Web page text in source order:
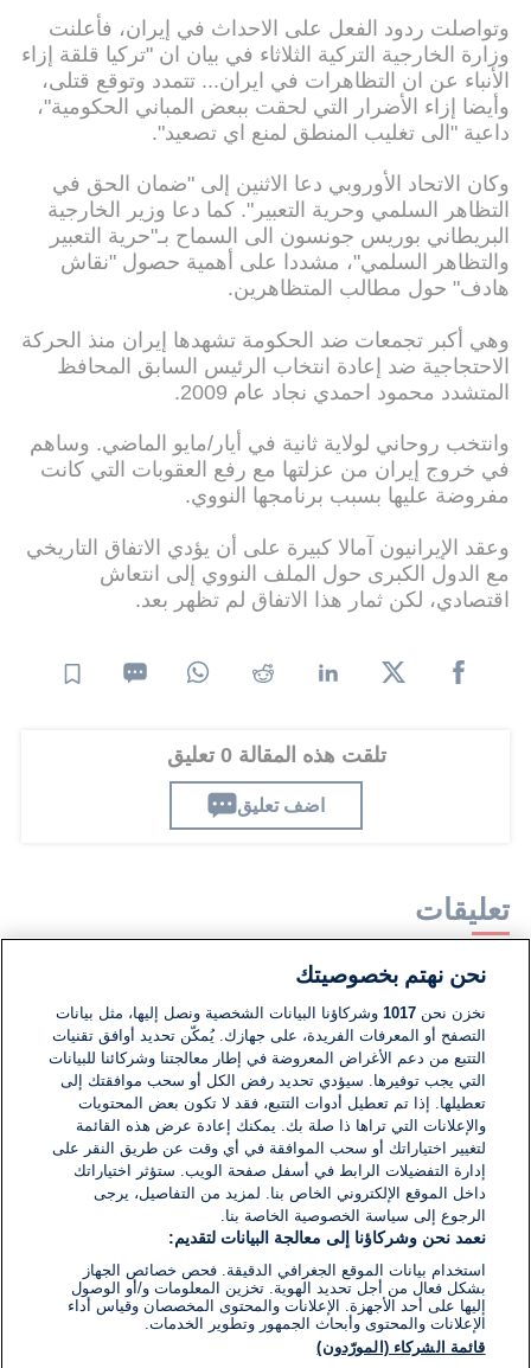
وتواصلت ردود الفعل على الاحداث في إيران، فأعلنت
وزارة الخارجية التركية الثلاثاء في بيان ان "تركيا قلقة إزاء
الأنباء عن ان التظاهرات في ايران... تتمدد وتوقع قتلى،
وأيضا إزاء الأضرار التي لحقت ببعض المباني الحكومية"،
داعية "الى تغليب المنطق لمنع اي تصعيد".
وكان الاتحاد الأوروبي دعا الاثنين إلى "ضمان الحق في
التظاهر السلمي وحرية التعبير". كما دعا وزير الخارجية
البريطاني بوريس جونسون الى السماح بـ"حرية التعبير
والتظاهر السلمي"، مشددا على أهمية حصول "نقاش
هادف" حول مطالب المتظاهرين.
وهي أكبر تجمعات ضد الحكومة تشهدها إيران منذ الحركة
الاحتجاجية ضد إعادة انتخاب الرئيس السابق المحافظ
المتشدد محمود احمدي نجاد عام 2009.
وانتخب روحاني لولاية ثانية في أيار/مايو الماضي. وساهم
في خروج إيران من عزلتها مع رفع العقوبات التي كانت
مفروضة عليها بسبب برنامجها النووي.
وعقد الإيرانيون آمالا كبيرة على أن يؤدي الاتفاق التاريخي
مع الدول الكبرى حول الملف النووي إلى انتعاش
اقتصادي، لكن ثمار هذا الاتفاق لم تظهر بعد.
تلقت هذه المقالة 0 تعليق
اضف تعليق
تعليقات
لا توجد تعليقات مكتوبة حتى الآن. كن الأول!
اكتب تعليقًا جديدًا ...
نحن نهتم بخصوصيتك
نخزن نحن1017 وشركاؤنا البيانات الشخصية ونصل إليها، مثل بيانات
التصفح أو المعرفات الفريدة، على جهازك. يُمكّن تحديد أوافق تقنيات
التتبع من دعم الأغراض المعروضة في إطار معالجتنا وشركائنا للبيانات
التي يجب توفيرها. سيؤدي تحديد رفض الكل أو سحب موافقتك إلى
تعطيلها. إذا تم تعطيل أدوات التتبع، فقد لا تكون بعض المحتويات
والإعلانات التي تراها ذا صلة بك. يمكنك إعادة عرض هذه القائمة
لتغيير اختياراتك أو سحب الموافقة في أي وقت عن طريق النقر على
إدارة التفضيلات الرابط في أسفل صفحة الويب. ستؤثر اختياراتك
داخل الموقع الإلكتروني الخاص بنا. لمزيد من التفاصيل، يرجى
الرجوع إلى سياسة الخصوصية الخاصة بنا.
نعمد نحن وشركاؤنا إلى معالجة البيانات لتقديم:
استخدام بيانات الموقع الجغرافي الدقيقة. فحص خصائص الجهاز
بشكل فعال من أجل تحديد الهوية. تخزين المعلومات و/أو الوصول
إليها على أحد الأجهزة. الإعلانات والمحتوى المخصصان وقياس أداء
الإعلانات والمحتوى وأبحاث الجمهور وتطوير الخدمات.
قائمة الشركاء (المورّدون)